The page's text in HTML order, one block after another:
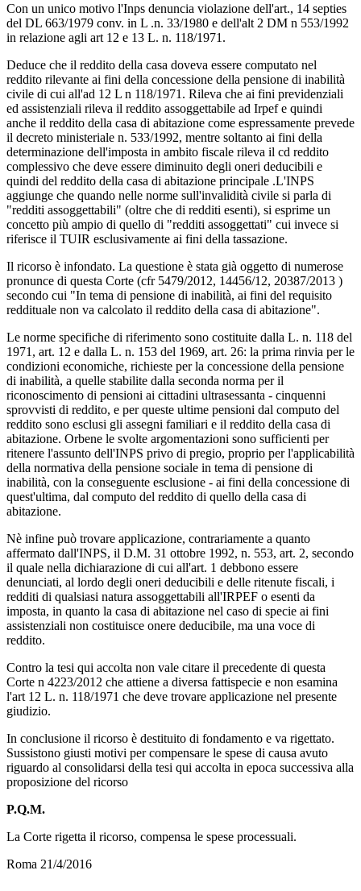
Con un unico motivo l'Inps denuncia violazione dell'art., 14 septies
del DL 663/1979 conv. in L .n. 33/1980 e dell'alt 2 DM n 553/1992
in relazione agli art 12 e 13 L. n. 118/1971.
Deduce che il reddito della casa doveva essere computato nel
reddito rilevante ai fini della concessione della pensione di inabilità
civile di cui all'ad 12 L n 118/1971. Rileva che ai fini previdenziali
ed assistenziali rileva il reddito assoggettabile ad Irpef e quindi
anche il reddito della casa di abitazione come espressamente prevede
il decreto ministeriale n. 533/1992, mentre soltanto ai fini della
determinazione dell'imposta in ambito fiscale rileva il cd reddito
complessivo che deve essere diminuito degli oneri deducibili e
quindi del reddito della casa di abitazione principale .L'INPS
aggiunge che quando nelle norme sull'invalidità civile si parla di
"redditi assoggettabili" (oltre che di redditi esenti), si esprime un
concetto più ampio di quello di "redditi assoggettati" cui invece si
riferisce il TUIR esclusivamente ai fini della tassazione.
Il ricorso è infondato. La questione è stata già oggetto di numerose
pronunce di questa Corte (cfr 5479/2012, 14456/12, 20387/2013 )
secondo cui "In tema di pensione di inabilità, ai fini del requisito
reddituale non va calcolato il reddito della casa di abitazione".
Le norme specifiche di riferimento sono costituite dalla L. n. 118 del
1971, art. 12 e dalla L. n. 153 del 1969, art. 26: la prima rinvia per le
condizioni economiche, richieste per la concessione della pensione
di inabilità, a quelle stabilite dalla seconda norma per il
riconoscimento di pensioni ai cittadini ultrasessanta - cinquenni
sprovvisti di reddito, e per queste ultime pensioni dal computo del
reddito sono esclusi gli assegni familiari e il reddito della casa di
abitazione. Orbene le svolte argomentazioni sono sufficienti per
ritenere l'assunto dell'INPS privo di pregio, proprio per l'applicabilità
della normativa della pensione sociale in tema di pensione di
inabilità, con la conseguente esclusione - ai fini della concessione di
quest'ultima, dal computo del reddito di quello della casa di
abitazione.
Nè infine può trovare applicazione, contrariamente a quanto
affermato dall'INPS, il D.M. 31 ottobre 1992, n. 553, art. 2, secondo
il quale nella dichiarazione di cui all'art. 1 debbono essere
denunciati, al lordo degli oneri deducibili e delle ritenute fiscali, i
redditi di qualsiasi natura assoggettabili all'IRPEF o esenti da
imposta, in quanto la casa di abitazione nel caso di specie ai fini
assistenziali non costituisce onere deducibile, ma una voce di
reddito.
Contro la tesi qui accolta non vale citare il precedente di questa
Corte n 4223/2012 che attiene a diversa fattispecie e non esamina
l'art 12 L. n. 118/1971 che deve trovare applicazione nel presente
giudizio.
In conclusione il ricorso è destituito di fondamento e va rigettato.
Sussistono giusti motivi per compensare le spese di causa avuto
riguardo al consolidarsi della tesi qui accolta in epoca successiva alla
proposizione del ricorso
P.Q.M.
La Corte rigetta il ricorso, compensa le spese processuali.
Roma 21/4/2016